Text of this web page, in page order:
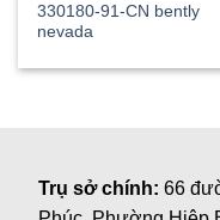
330180-91-CN bently
nevada
Trụ sở chính:66